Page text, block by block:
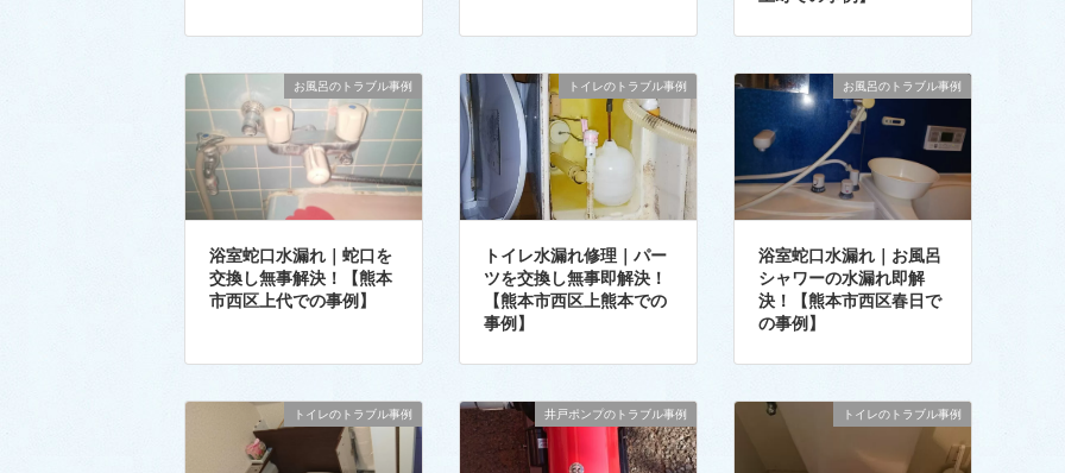
お風呂のトラブル事例
浴室蛇口水漏れ｜蛇口を
交換し無事解決！【熊本
市西区上代での事例】
トイレのトラブル事例
トイレ水漏れ修理｜パー
ツを交換し無事即解決！
【熊本市西区上熊本での
事例】
お風呂のトラブル事例
浴室蛇口水漏れ｜お風呂
シャワーの水漏れ即解
決！【熊本市西区春日で
の事例】
トイレのトラブル事例 井戸ポンプのトラブル事例 トイレのトラブル事例